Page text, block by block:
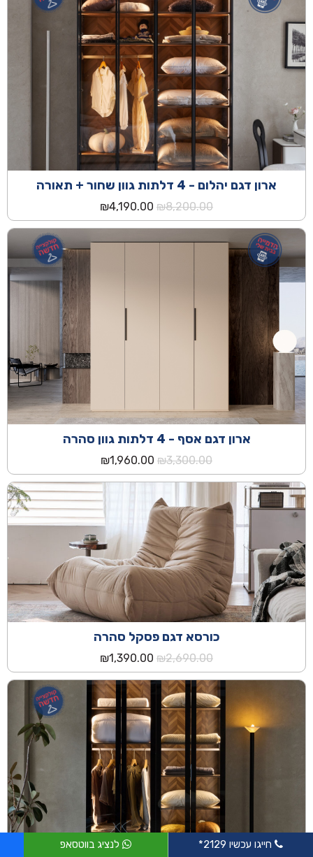
חייגו עכשיו 2129* לנציג בווטסאפ
ארון דגם יהלום - 4 דלתות גוון שחור + תאורה
₪8,200.00
המחיר
המקורי
היה:
₪8,200.00.
₪4,190.00
הנוכחי
הוא:
₪4,190.00.
ארון דגם אסף - 4 דלתות גוון סהרה
₪3,300.00
המחיר
המקורי
היה:
₪3,300.00.
₪1,960.00
הנוכחי
הוא:
₪1,960.00.
כורסא דגם פסקל סהרה
₪2,690.00
המחיר
המקורי
היה:
₪2,690.00.
₪1,390.00
הנוכחי
הוא:
₪1,390.00.